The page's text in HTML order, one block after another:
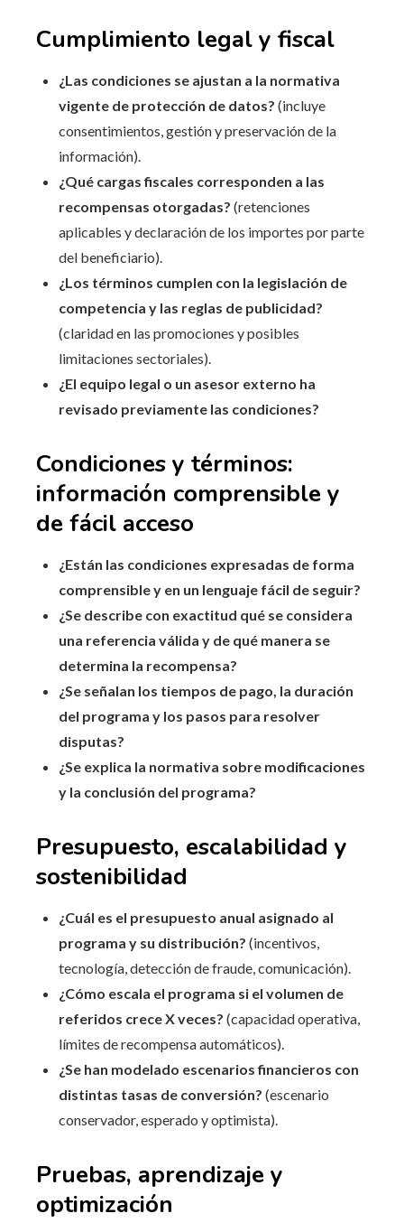
Cumplimiento legal y fiscal
¿Las condiciones se ajustan a la normativa
vigente de protección de datos? (incluye
consentimientos, gestión y preservación de la
información).
¿Qué cargas fiscales corresponden a las
recompensas otorgadas? (retenciones
aplicables y declaración de los importes por parte
del beneficiario).
¿Los términos cumplen con la legislación de
competencia y las reglas de publicidad?
(claridad en las promociones y posibles
limitaciones sectoriales).
¿El equipo legal o un asesor externo ha
revisado previamente las condiciones?
Condiciones y términos:
información comprensible y
de fácil acceso
¿Están las condiciones expresadas de forma
comprensible y en un lenguaje fácil de seguir?
¿Se describe con exactitud qué se considera
una referencia válida y de qué manera se
determina la recompensa?
¿Se señalan los tiempos de pago, la duración
del programa y los pasos para resolver
disputas?
¿Se explica la normativa sobre modificaciones
y la conclusión del programa?
Presupuesto, escalabilidad y
sostenibilidad
¿Cuál es el presupuesto anual asignado al
programa y su distribución? (incentivos,
tecnología, detección de fraude, comunicación).
¿Cómo escala el programa si el volumen de
referidos crece X veces? (capacidad operativa,
límites de recompensa automáticos).
¿Se han modelado escenarios financieros con
distintas tasas de conversión? (escenario
conservador, esperado y optimista).
Pruebas, aprendizaje y
optimización